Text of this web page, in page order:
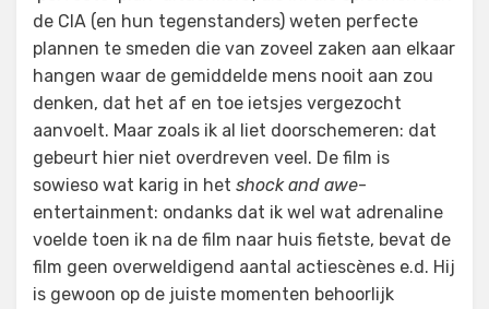
de CIA (en hun tegenstanders) weten perfecte
plannen te smeden die van zoveel zaken aan elkaar
hangen waar de gemiddelde mens nooit aan zou
denken, dat het af en toe ietsjes vergezocht
aanvoelt. Maar zoals ik al liet doorschemeren: dat
gebeurt hier niet overdreven veel. De film is
sowieso wat karig in het shock and awe-
entertainment: ondanks dat ik wel wat adrenaline
voelde toen ik na de film naar huis fietste, bevat de
film geen overweldigend aantal actiescènes e.d. Hij
is gewoon op de juiste momenten behoorlijk